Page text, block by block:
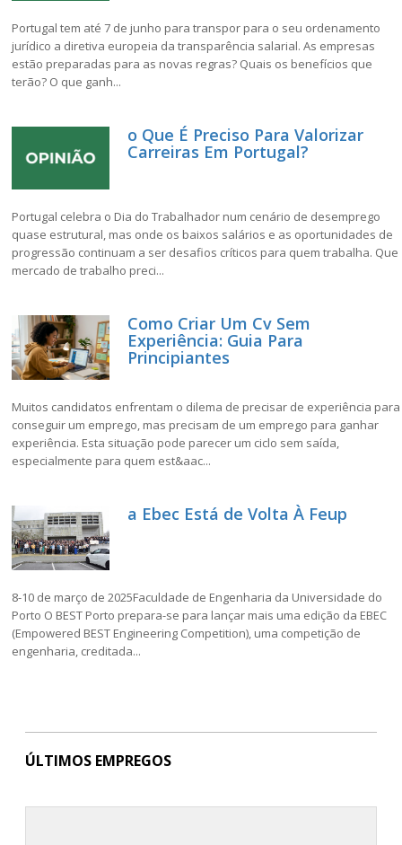
Portugal tem até 7 de junho para transpor para o seu ordenamento
jurídico a diretiva europeia da transparência salarial. As empresas
estão preparadas para as novas regras? Quais os benefícios que
terão? O que ganh...
o Que É Preciso Para Valorizar
Carreiras Em Portugal?
Portugal celebra o Dia do Trabalhador num cenário de desemprego
quase estrutural, mas onde os baixos salários e as oportunidades de
progressão continuam a ser desafios críticos para quem trabalha. Que
mercado de trabalho preci...
Como Criar Um Cv Sem
Experiência: Guia Para
Principiantes
Muitos candidatos enfrentam o dilema de precisar de experiência para
conseguir um emprego, mas precisam de um emprego para ganhar
experiência. Esta situação pode parecer um ciclo sem saída,
especialmente para quem est&aac...
a Ebec Está de Volta À Feup
8-10 de março de 2025Faculdade de Engenharia da Universidade do
Porto O BEST Porto prepara-se para lançar mais uma edição da EBEC
(Empowered BEST Engineering Competition), uma competição de
engenharia, creditada...
ÚLTIMOS EMPREGOS